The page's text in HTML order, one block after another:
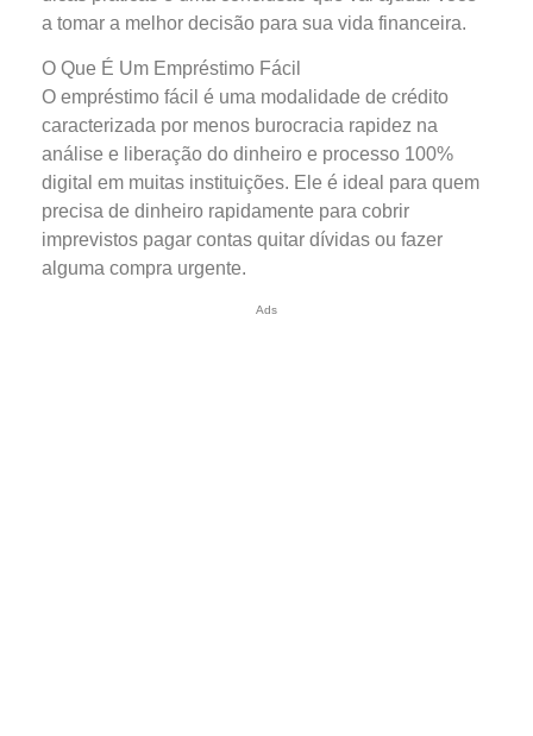
a tomar a melhor decisão para sua vida financeira.
O Que É Um Empréstimo Fácil
O empréstimo fácil é uma modalidade de crédito
caracterizada por menos burocracia rapidez na
análise e liberação do dinheiro e processo 100%
digital em muitas instituições. Ele é ideal para quem
precisa de dinheiro rapidamente para cobrir
imprevistos pagar contas quitar dívidas ou fazer
alguma compra urgente.
Ads